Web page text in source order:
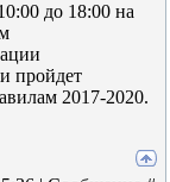
до 18:00 на
пройдет
2017-2020.